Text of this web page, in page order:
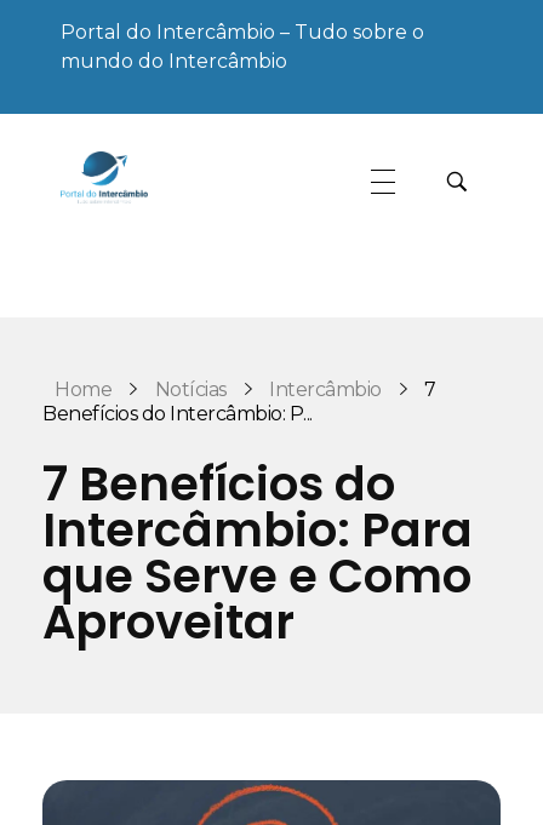
Portal do Intercâmbio – Tudo sobre o
mundo do Intercâmbio
Home Notícias Intercâmbio
7
Benefícios do Intercâmbio: P...
7 Benefícios do
Intercâmbio: Para
que Serve e Como
Aproveitar